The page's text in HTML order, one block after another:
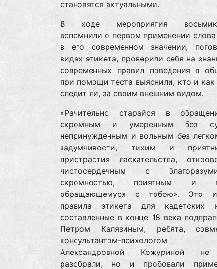
становятся актуальными.
В ходе мероприятия
вспомнили о первом применении слова
в его современном значении,
видах этикета, проверили себя на
современных правил поведения в
при помощи теста выяснили, кто и как
следит ли, за своим внешним видом.
«Рачительно старайся в
скромным и умеренным без
непринужденным и вольным без
задумчивости, тихим и
пристрастия ласкательства,
чистосердечным с
скромностью, приятным и
обращающемуся с тобою». Это
правила этикета для кадетских
составленные в конце 18 века
Петром Калязиным, ребята,
консультантом-психологом
Александровной Кожуриной не
разобрали, но и пробовали